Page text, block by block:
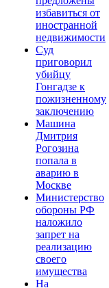
избавиться от
иностранной
недвижимости
Суд
приговорил
убийцу
Гонгадзе к
пожизненному
заключению
Машина
Дмитрия
Рогозина
попала в
аварию в
Москве
Министерство
обороны РФ
наложило
запрет на
реализацию
своего
имущества
На